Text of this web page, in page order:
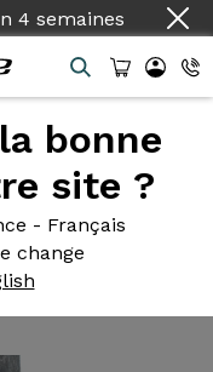
4 semaines
bonne
site ?
- Français
change
350 Sram
350